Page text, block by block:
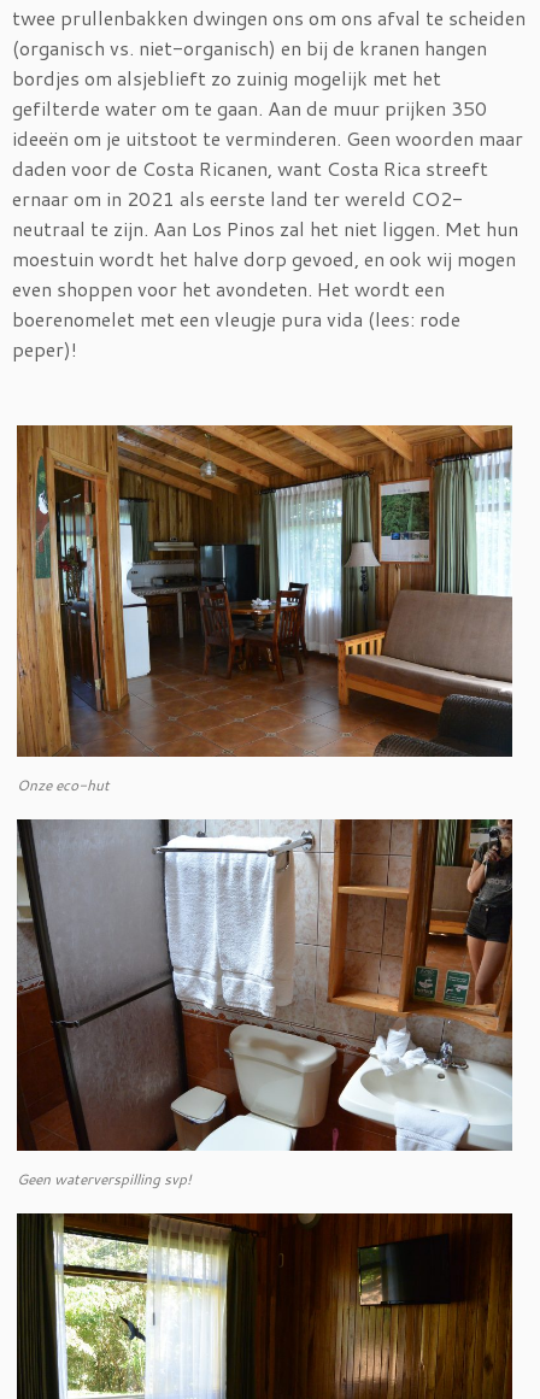
twee prullenbakken dwingen ons om ons afval te scheiden
(organisch vs. niet-organisch) en bij de kranen hangen
bordjes om alsjeblieft zo zuinig mogelijk met het
gefilterde water om te gaan. Aan de muur prijken 350
ideeën om je uitstoot te verminderen. Geen woorden maar
daden voor de Costa Ricanen, want Costa Rica streeft
ernaar om in 2021 als eerste land ter wereld CO2-
neutraal te zijn. Aan Los Pinos zal het niet liggen. Met hun
moestuin wordt het halve dorp gevoed, en ook wij mogen
even shoppen voor het avondeten. Het wordt een
boerenomelet met een vleugje pura vida (lees: rode
peper)!
Onze eco-hut
Geen waterverspilling svp!